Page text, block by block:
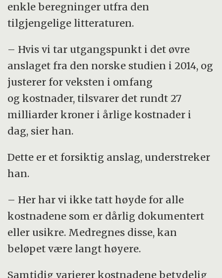
enkle beregninger utfra den
tilgjengelige litteraturen.
– Hvis vi tar utgangspunkt i det øvre
anslaget fra den norske studien i 2014, og
justerer for veksten i omfang
og kostnader, tilsvarer det rundt 27
milliarder kroner i årlige kostnader i
dag, sier han.
Dette er et forsiktig anslag, understreker
han.
– Her har vi ikke tatt høyde for alle
kostnadene som er dårlig dokumentert
eller usikre. Medregnes disse, kan
beløpet være langt høyere.
Samtidig varierer kostnadene betydelig